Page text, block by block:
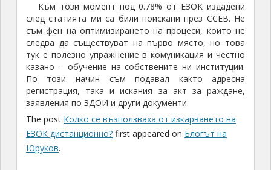
Към този момент под 0.78% от ЕЗОК издадени
след статията ми са били поискани през ССЕВ. Не
съм фен на оптимизирането на процеси, които не
следва да съществуват на първо място, но това
тук е полезно упражнение в комуникация и честно
казано – обучение на собствените ни институции.
По този начин съм подавал както адресна
регистрация, така и искания за акт за раждане,
заявления по ЗДОИ и други документи.
The post Колко се възползваха от изкарването на
ЕЗОК дистанционно?first appeared on Блогът на
Юруков.